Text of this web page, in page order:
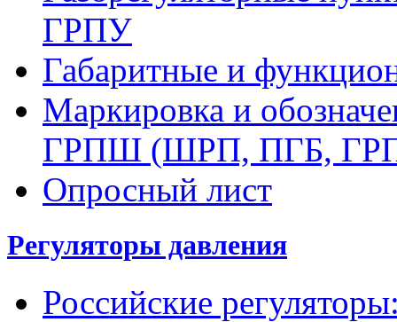
ГРПУ
Габаритные и
Маркировка и
ГРПШ (ШРП, ПГБ,
Опросный лист
Регуляторы давления
Российские